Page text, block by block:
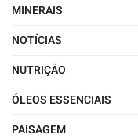
MINERAIS
NOTÍCIAS
NUTRIÇÃO
ÓLEOS ESSENCIAIS
PAISAGEM